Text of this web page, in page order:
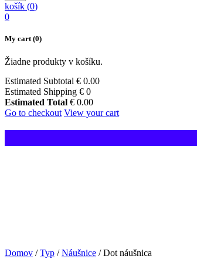
košík (0)
0
My cart(0)
Žiadne produkty v košíku.
Estimated Subtotal € 0.00
Estimated Shipping € 0
Estimated Total € 0.00
Go to checkout View your cart
Domov /Typ /Náušnice / Dot náušnica